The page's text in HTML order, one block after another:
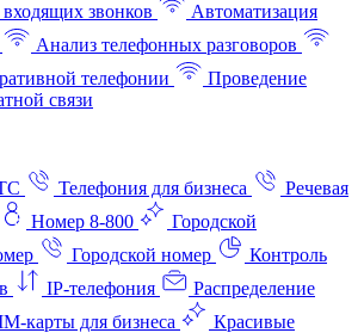
звонков
Автоматизация
Анализ телефонных разговоров
телефонии
Проведение
связи
Телефония для бизнеса
Речевая
Номер 8-800
Городской
Городской номер
Контроль
IP-телефония
Распределение
карты для бизнеса
Красивые